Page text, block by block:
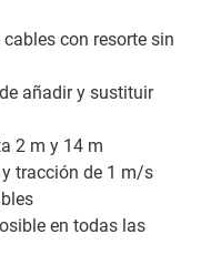
con resorte sin
añadir y sustituir
2 m y 14 m
tracción de 1 m/s
en todas las